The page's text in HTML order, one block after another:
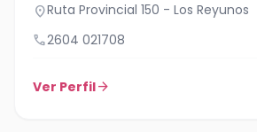
location_onRuta Provincial 150 - Los Reyunos
call2604 021708
Ver Perfilarrow_forward